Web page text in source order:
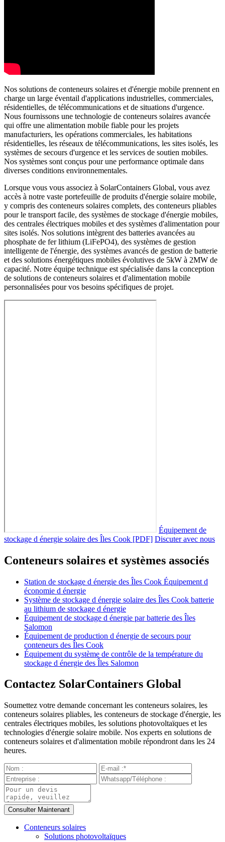
Nos solutions de conteneurs solaires et d'énergie mobile prennent en
charge un large éventail d'applications industrielles, commerciales,
résidentielles, de télécommunications et de situations d'urgence.
Nous fournissons une technologie de conteneurs solaires avancée
qui offre une alimentation mobile fiable pour les projets
manufacturiers, les opérations commerciales, les habitations
résidentielles, les réseaux de télécommunications, les sites isolés, les
systèmes de secours d'urgence et les services de soutien mobiles.
Nos systèmes sont conçus pour une performance optimale dans
diverses conditions environnementales.
Lorsque vous vous associez à SolarContainers Global, vous avez
accès à notre vaste portefeuille de produits d'énergie solaire mobile,
y compris des conteneurs solaires complets, des conteneurs pliables
pour le transport facile, des systèmes de stockage d'énergie mobiles,
des centrales électriques mobiles et des systèmes d'alimentation pour
sites isolés. Nos solutions intègrent des batteries avancées au
phosphate de fer lithium (LiFePO4), des systèmes de gestion
intelligente de l'énergie, des systèmes avancés de gestion de batterie
et des solutions énergétiques mobiles évolutives de 5kW à 2MW de
capacité. Notre équipe technique est spécialisée dans la conception
de solutions de conteneurs solaires et d'alimentation mobile
personnalisées pour vos besoins spécifiques de projet.
Équipement de
stockage d énergie solaire des Îles Cook [PDF] Discuter avec nous
Conteneurs solaires et systèmes associés
Station de stockage d énergie des Îles Cook Équipement d
économie d énergie
Système de stockage d énergie solaire des Îles Cook batterie
au lithium de stockage d énergie
Équipement de stockage d énergie par batterie des Îles
Salomon
Équipement de production d énergie de secours pour
conteneurs des Îles Cook
Équipement du système de contrôle de la température du
stockage d énergie des Îles Salomon
Contactez SolarContainers Global
Soumettez votre demande concernant les conteneurs solaires, les
conteneurs solaires pliables, les conteneurs de stockage d'énergie, les
centrales électriques mobiles, les solutions photovoltaïques et les
technologies d'énergie solaire mobile. Nos experts en solutions de
conteneurs solaires et d'alimentation mobile répondront dans les 24
heures.
Conteneurs solaires
Solutions photovoltaïques